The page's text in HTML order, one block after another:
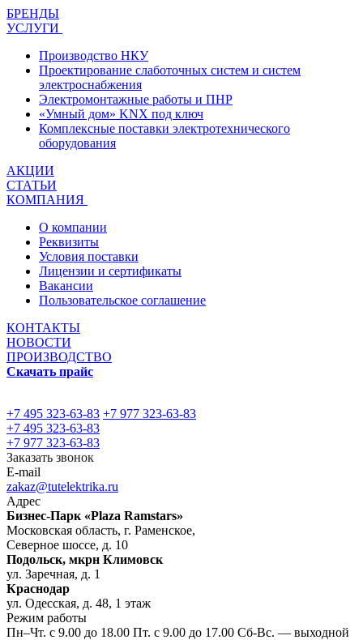
БРЕНДЫ
УСЛУГИ
Производство НКУ
Проектирование слаботочных систем и систем
электроснабжения
Электромонтажные работы и ПНР
«Умный дом» KNX под ключ
Комплексные поставки электротехнического
оборудования
АКЦИИ
СТАТЬИ
КОМПАНИЯ
О компании
Реквизиты
Условия поставки
Лицензии и сертификаты
Вакансии
Пользовательское соглашение
КОНТАКТЫ
НОВОСТИ
ПРОИЗВОДСТВО
Скачать прайс
+7 495 323-63-83 +7 977 323-63-83
+7 495 323-63-83
+7 977 323-63-83
Заказать звонок
E-mail
zakaz@tutelektrika.ru
Адрес
Бизнес-Парк «Plaza Ramstars»
Московская область, г. Раменское,
Северное шоссе, д. 10
Подольск, мкрн Климовск
ул. Заречная, д. 1
Краснодар
ул. Одесская, д. 48, 1 этаж
Режим работы
Пн–Чт. с 9.00 до 18.00 Пт. с 9.00 до 17.00 Сб-Вс. — выходной